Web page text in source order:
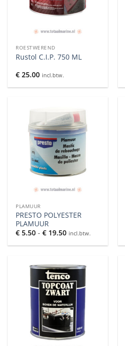
ROESTWEREND
Rustol C.I.P. 750 ML
€ 25.00 incl.btw.
PLAMUUR
PRESTO POLYESTER
PLAMUUR
€ 5.50 - € 19.50Prijsklasse:
€ 5.50
tot
incl.btw.